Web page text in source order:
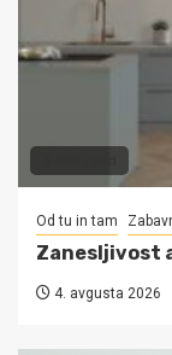
Od tu in tam
Zanesljivost
4. avgusta 2026